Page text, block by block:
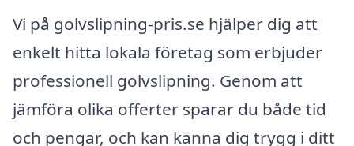
Vi på golvslipning-pris.se hjälper dig att
enkelt hitta lokala företag som erbjuder
professionell golvslipning. Genom att
jämföra olika offerter sparar du både tid
och pengar, och kan känna dig trygg i ditt